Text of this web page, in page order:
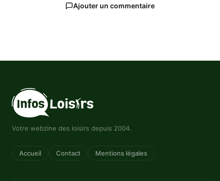
Ajouter un commentaire
Votre webzine des loisirs depuis 2004.
Accueil Contact Mentions légales